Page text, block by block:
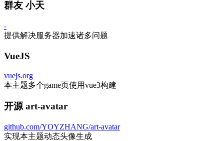
群友 小天
-
提供解决服务器加速诸多问题
VueJS
vuejs.org
本主题多个game页使用vue3构建
开源 art-avatar
github.com/YOYZHANG/art-avatar
实现本主题动态头像生成